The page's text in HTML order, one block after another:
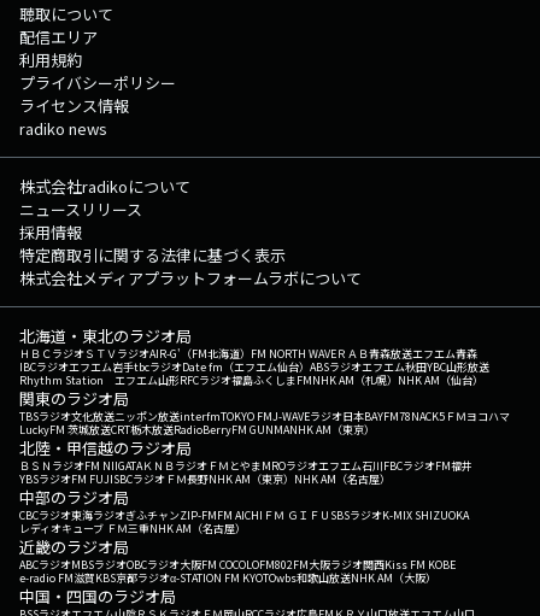
聴取について
配信エリア
利用規約
プライバシーポリシー
ライセンス情報
radiko news
株式会社radikoについて
ニュースリリース
採用情報
特定商取引に関する法律に基づく表示
株式会社メディアプラットフォームラボについて
北海道・東北のラジオ局
ＨＢＣラジオＳＴＶラジオAIR-G'（FM北海道） FM NORTH WAVEＲＡＢ青森放送エフエム青森
IBCラジオエフエム岩手tbcラジオDate fm（エフエム仙台） ABSラジオエフエム秋田YBC山形放送
Rhythm Station エフエム山形RFCラジオ福島ふくしまFMNHK AM（札幌） NHK AM（仙台）
関東のラジオ局
TBSラジオ文化放送ニッポン放送interfmTOKYO FMJ-WAVEラジオ日本BAYFM78NACK5 ＦＭヨコハマ
LuckyFM 茨城放送CRT栃木放送RadioBerryFM GUNMANHK AM（東京）
北陸・甲信越のラジオ局
ＢＳＮラジオFM NIIGATAＫＮＢラジオ ＦＭとやまMROラジオエフエム石川FBCラジオFM福井
YBSラジオFM FUJISBCラジオ ＦＭ長野NHK AM（東京） NHK AM（名古屋）
中部のラジオ局
CBCラジオ東海ラジオぎふチャンZIP-FMFM AICHI ＦＭ ＧＩＦＵ SBSラジオK-MIX SHIZUOKA
レディオキューブ ＦＭ三重NHK AM（名古屋）
近畿のラジオ局
ABCラジオMBSラジオOBCラジオ大阪FM COCOLOFM802FM大阪ラジオ関西Kiss FM KOBE
e-radio FM滋賀KBS京都ラジオα-STATION FM KYOTOwbs和歌山放送NHK AM（大阪）
中国・四国のラジオ局